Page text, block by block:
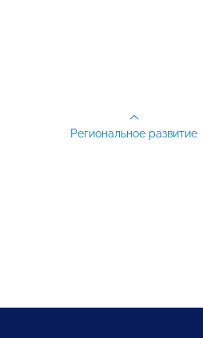
Региональное развитие